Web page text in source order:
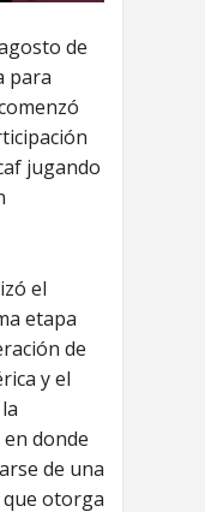
de
para
jugando
el
etapa
de
y el
donde
de una
que otorga